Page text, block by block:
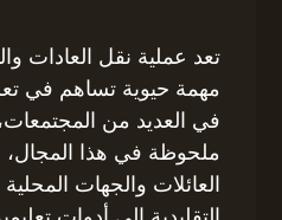
تعد عملية نقل العادات
مهمة حيوية تساهم في
في العديد من
ملحوظة في هذا
العائلات والجهات